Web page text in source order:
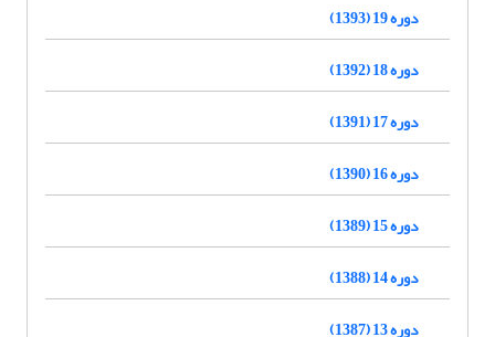
دوره 19 (1393)
دوره 18 (1392)
دوره 17 (1391)
دوره 16 (1390)
دوره 15 (1389)
دوره 14 (1388)
دوره 13 (1387)